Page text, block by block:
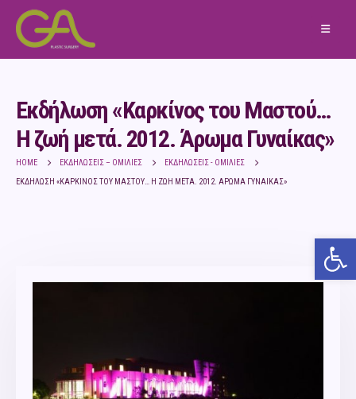
Εκδήλωση «Καρκίνος του Μαστού…
Η ζωή μετά. 2012. Άρωμα Γυναίκας»
HOME ΕΚΔΗΛΏΣΕΙΣ – ΟΜΙΛΊΕΣ
ΕΚΔΗΛΏΣΕΙΣ - ΟΜΙΛΊΕΣ
ΕΚΔΉΛΩΣΗ «ΚΑΡΚΊΝΟΣ ΤΟΥ ΜΑΣΤΟΎ… Η ΖΩΉ ΜΕΤΆ. 2012. ΆΡΩΜΑ ΓΥΝΑΊΚΑΣ»